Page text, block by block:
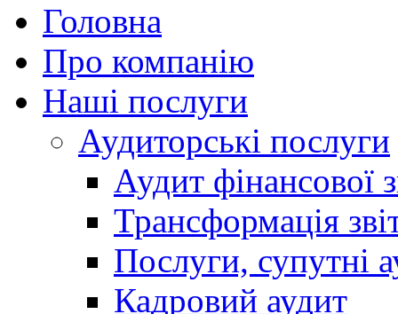
Головна
Про компанію
Наші послуги
Аудиторські послуги
Аудит фінансової
Трансформація
Послуги, супутні
Кадровий аудит